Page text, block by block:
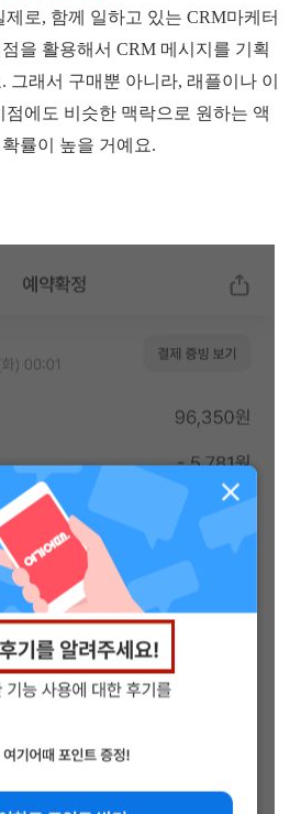
제로, 함께 일하고 있는 CRM마케터
을 활용해서 CRM 메시지를 기획
그래서 구매뿐 아니라, 래플이나 이
에도 비슷한 맥락으로 원하는 액
률이 높을 거예요.